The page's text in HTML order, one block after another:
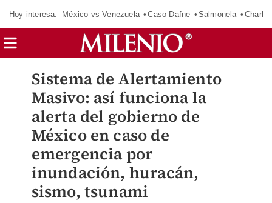
Hoy interesa: México vs Venezuela Caso Dafne Salmonela
Sistema de Alertamiento
Masivo: así funciona la
alerta del gobierno de
México en caso de
emergencia por
inundación, huracán,
sismo, tsunami